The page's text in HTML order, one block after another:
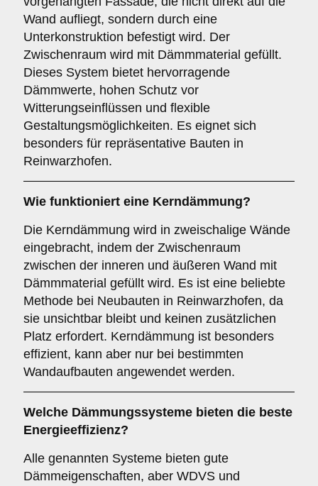
Wand aufliegt, sondern durch eine
Unterkonstruktion befestigt wird. Der
Zwischenraum wird mit Dämmmaterial gefüllt.
Dieses System bietet hervorragende
Dämmwerte, hohen Schutz vor
Witterungseinflüssen und flexible
Gestaltungsmöglichkeiten. Es eignet sich
besonders für repräsentative Bauten in
Reinwarzhofen.
Wie funktioniert eine Kerndämmung?
Die Kerndämmung wird in zweischalige Wände
eingebracht, indem der Zwischenraum
zwischen der inneren und äußeren Wand mit
Dämmmaterial gefüllt wird. Es ist eine beliebte
Methode bei Neubauten in Reinwarzhofen, da
sie unsichtbar bleibt und keinen zusätzlichen
Platz erfordert. Kerndämmung ist besonders
effizient, kann aber nur bei bestimmten
Wandaufbauten angewendet werden.
Welche Dämmungssysteme bieten die beste
Energieeffizienz?
Alle genannten Systeme bieten gute
Dämmeigenschaften, aber WDVS und